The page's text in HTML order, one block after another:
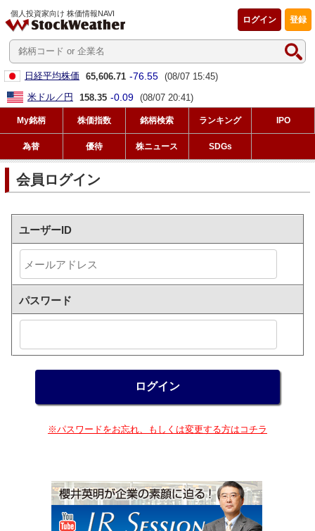
個人投資家向け 株価情報NAVI
登録
ログイン
日経平均株価 65,606.71 -76.55 (08/07 15:45)
米ドル／円
158.35 -0.09 (08/07 20:41)
My銘柄 株価指数 銘柄検索 ランキング IPO
為替 優待 株ニュース SDGs
会員ログイン
ユーザーID
パスワード
※パスワードをお忘れ、もしくは変更する方はコチラ